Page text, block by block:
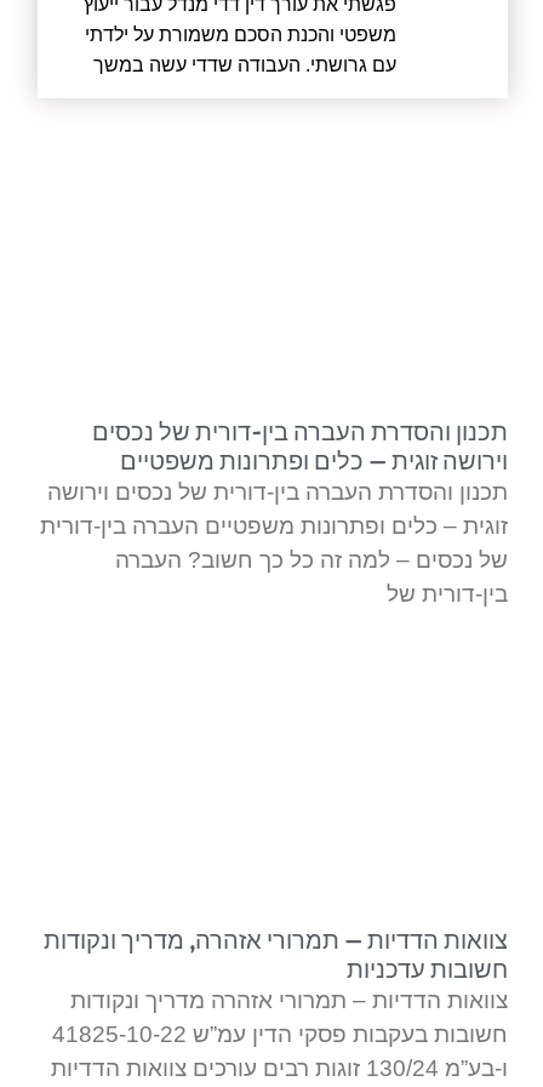
משפטי והכנת הסכם משמורת על ילדתי
עם גרושתי. העבודה שדדי עשה במשך
מעל חצי שנה הייתה מעוררת כבוד. לא רק
תכנון והסדרת העברה בין-דורית של נכסים
וירושה זוגית – כלים ופתרונות משפטיים
תכנון והסדרת העברה בין-דורית של נכסים וירושה
זוגית – כלים ופתרונות משפטיים העברה בין-דורית
של נכסים – למה זה כל כך חשוב? העברה
בין-דורית של
צוואות הדדיות – תמרורי אזהרה, מדריך ונקודות
חשובות עדכניות
צוואות הדדיות – תמרורי אזהרה מדריך ונקודות
חשובות בעקבות פסקי הדין עמ”ש 41825-10-22
ו-בע”מ 130/24 זוגות רבים עורכים צוואות הדדיות